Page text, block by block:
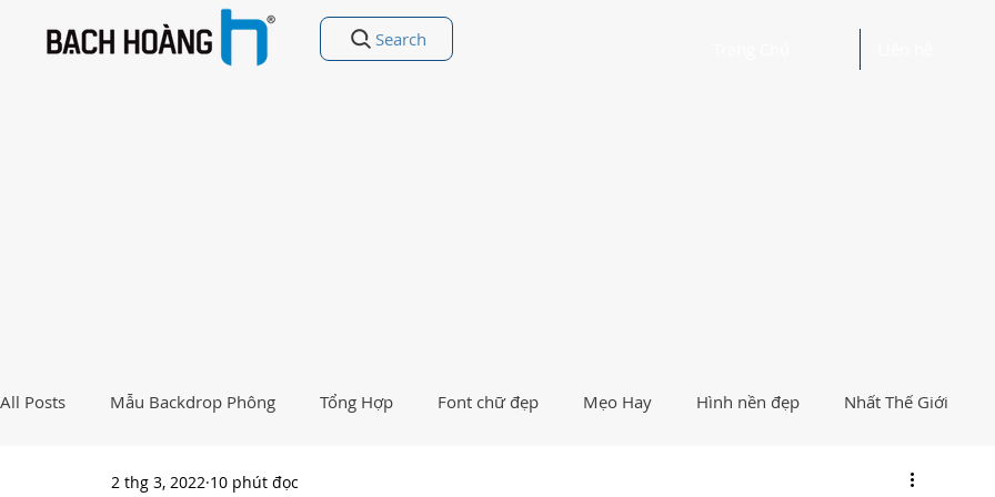
Search
All Posts Mẫu Backdrop Phông Tổng Hợp Font chữ đẹp Mẹo Hay Hình nền đẹp Nhất Thế Giới
Free Vectors Nhất Việt Nam Hướng Dẫn
2 thg 3, 2022 10 phút đọc